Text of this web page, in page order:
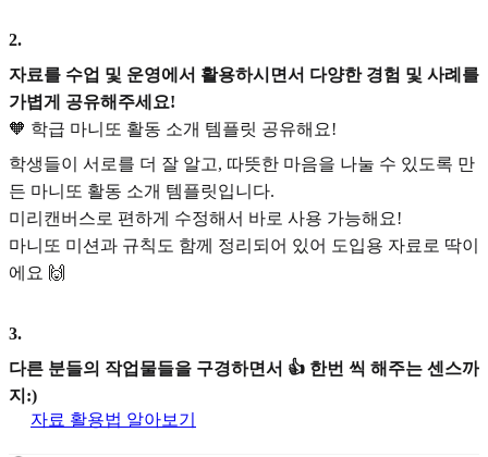
2.
자료를 수업 및 운영에서 활용하시면서 다양한 경험 및 사례를
가볍게 공유해주세요!
🧡 학급 마니또 활동 소개 템플릿 공유해요!
학생들이 서로를 더 잘 알고, 따뜻한 마음을 나눌 수 있도록 만
든 마니또 활동 소개 템플릿입니다.
미리캔버스로 편하게 수정해서 바로 사용 가능해요!
마니또 미션과 규칙도 함께 정리되어 있어 도입용 자료로 딱이
에요 🙌
3.
다른 분들의 작업물들을 구경하면서 👍 한번 씩 해주는 센스까
지:)
자료 활용법 알아보기